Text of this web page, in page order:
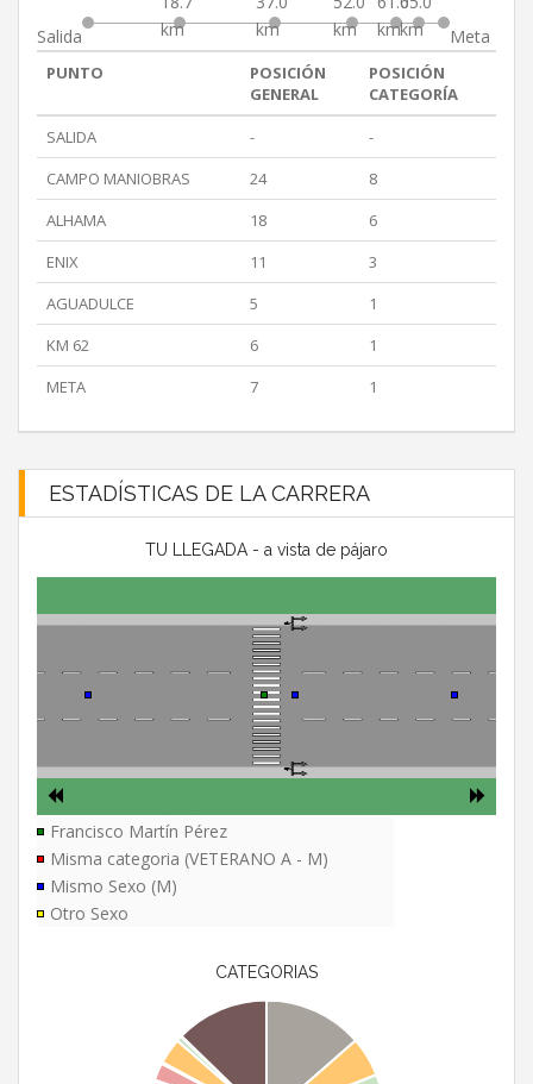
Salida
km
km
km
kmkm
Meta
PUNTO
POSICIÓN
GENERAL
POSICIÓN
CATEGORÍA
SALIDA
-
-
CAMPO MANIOBRAS
24
8
ALHAMA
18
6
ENIX
11
3
AGUADULCE
5
1
KM 62
6
1
META
7 1
ESTADÍSTICAS DE LA CARRERA
TU LLEGADA - a vista de pájaro
Francisco Martín Pérez
Misma categoria (VETERANO A - M)
Mismo Sexo (M)
Otro Sexo
CATEGORIAS